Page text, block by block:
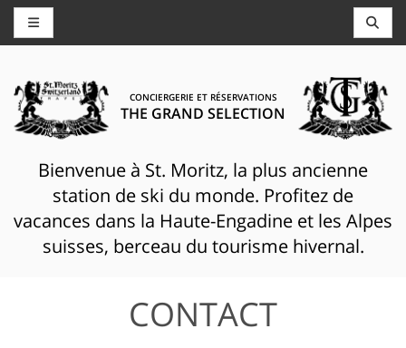
CONCIERGERIE ET RÉSERVATIONS
THE GRAND SELECTION
Bienvenue à St. Moritz, la plus ancienne
station de ski du monde. Profitez de
vacances dans la Haute-Engadine et les Alpes
suisses, berceau du tourisme hivernal.
CONTACT